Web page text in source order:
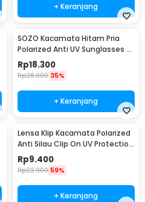
+ Keranjang
SOZO Kacamata Hitam Pria
Polarized Anti UV Sunglasses -
3403
Rp18.300
Rp28.000 35%
+ Keranjang
Lensa Klip Kacamata Polarized
Anti Silau Clip On UV Protection
Uniseks - Y16211
Rp9.400
Rp22.900 59%
+ Keranjang